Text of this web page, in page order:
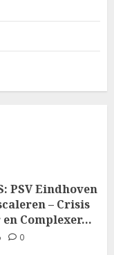
PSV Eindhoven
– Crisis
Complexer…
0